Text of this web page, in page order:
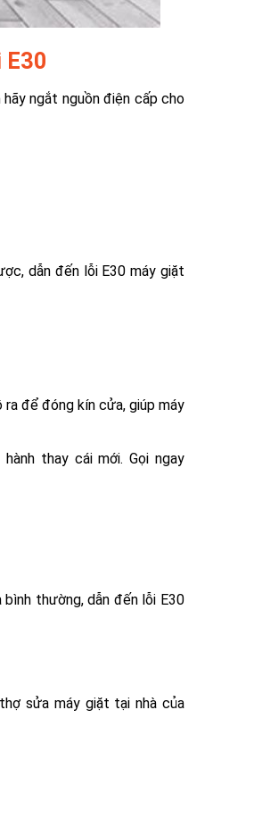
E30
ngắt nguồn điện cấp cho
dẫn đến lỗi E30 máy giặt
để đóng kín cửa, giúp máy
thay cái mới. Gọi ngay
thường, dẫn đến lỗi E30
thợ sửa máy giặt tại nhàcủa